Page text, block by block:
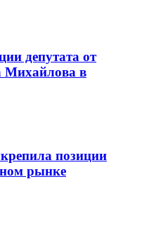
депутата от
Михайлова в
позиции
рынке